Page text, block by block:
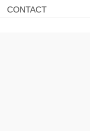
CONTACT